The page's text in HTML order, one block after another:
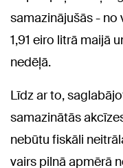
samazinājušās - no
1,91 eiro litrā maijā
nedēļā.
Līdz ar to,
samazinātās
nebūtu fiskāli
vairs pilnā apmērā